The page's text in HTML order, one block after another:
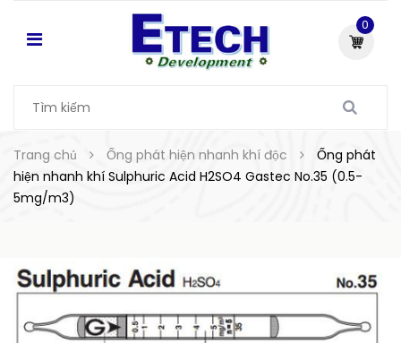
0
Trang chủ Ống phát hiện nhanh khí độc
Ống phát
hiện nhanh khí Sulphuric Acid H2SO4 Gastec No.35 (0.5-
5mg/m3)